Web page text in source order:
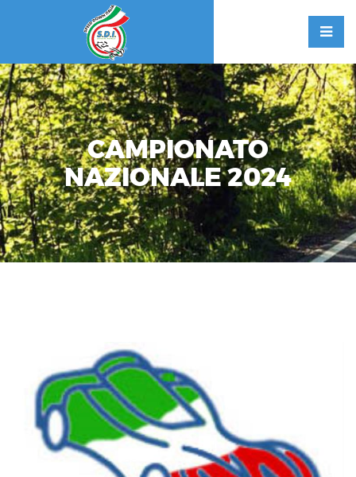
CAMPIONATO
NAZIONALE 2024